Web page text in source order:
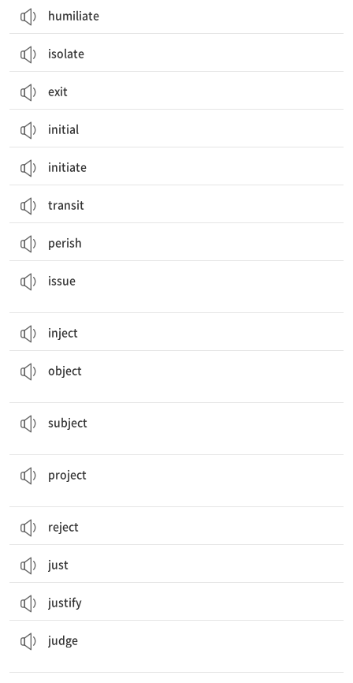
humiliate
isolate
exit
initial
initiate
transit
perish
issue
inject
object
subject
project
reject
just
justify
judge